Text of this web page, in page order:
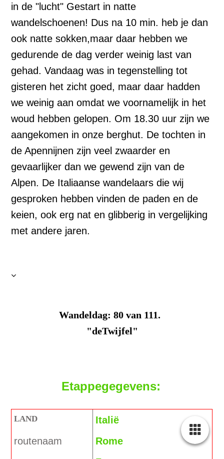
in de "lucht" Gestart in natte
wandelschoenen! Dus na 10 min. heb je dan
ook natte sokken,maar daar hebben we
gedurende de dag verder weinig last van
gehad. Vandaag was in tegenstelling tot
gisteren het zicht goed, maar daar hadden
we weinig aan omdat we voornamelijk in het
woud hebben gelopen. Om 18.30 uur zijn we
aangekomen in onze berghut. De tochten in
de Apennijnen zijn veel zwaarder en
gevaarlijker dan we gewend zijn van de
Alpen. De Italiaanse wandelaars die wij
gesproken hebben vinden de paden en de
keien, ook erg nat en glibberig in vergelijking
met andere jaren.
Wandeldag: 80 van 111.
"deTwijfel"
Etappegegevens:
LAND
Italië
routenaam
Rome